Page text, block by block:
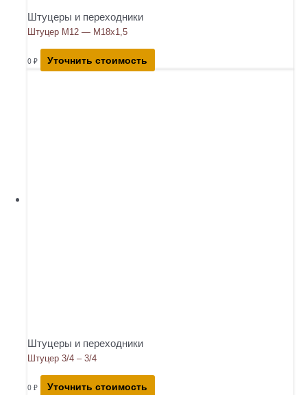
Штуцеры и переходники
Штуцер М12 — М18х1,5
0 ₽ Уточнить стоимость
Штуцеры и переходники
Штуцер 3/4 – 3/4
0 ₽ Уточнить стоимость